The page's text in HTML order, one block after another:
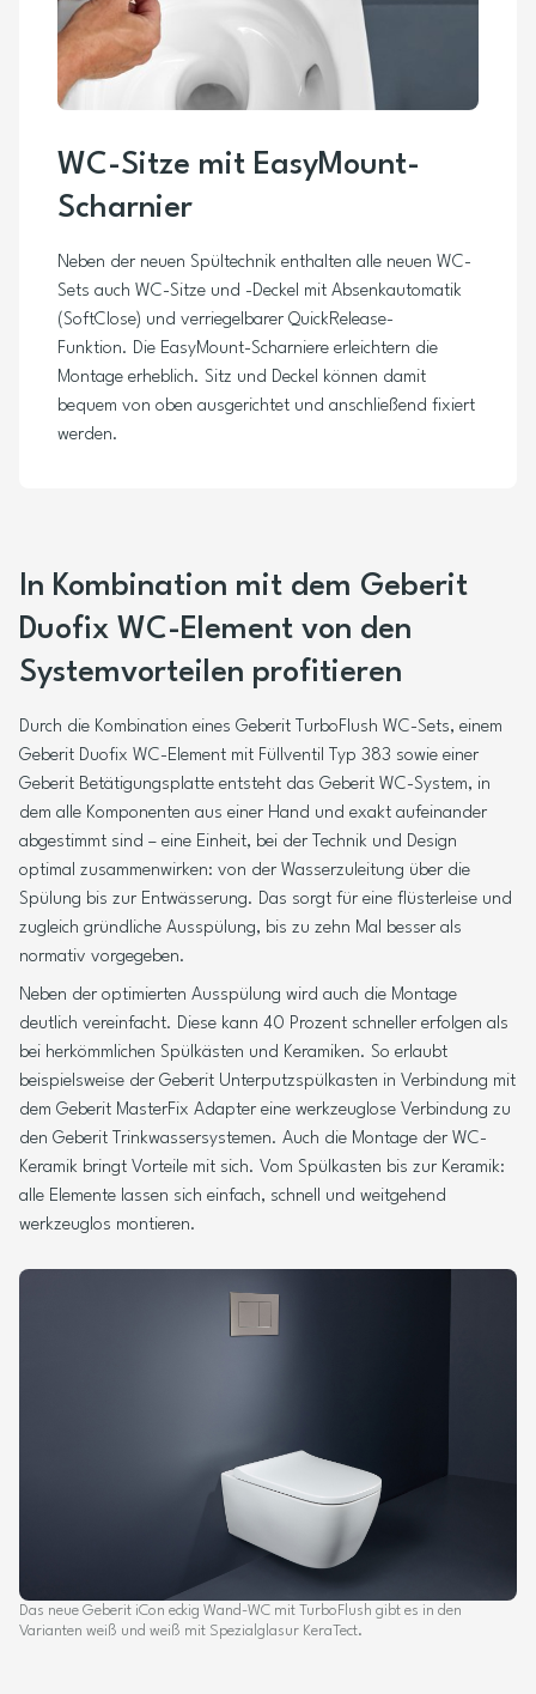
WC-Sitze mit EasyMount-
Scharnier
Neben der neuen Spültechnik enthalten alle neuen WC-
Sets auch WC-Sitze und -Deckel mit Absenkautomatik
(SoftClose) und verriegelbarer QuickRelease-
Funktion. Die EasyMount-Scharniere erleichtern die
Montage erheblich. Sitz und Deckel können damit
bequem von oben ausgerichtet und anschließend fixiert
werden.
In Kombination mit dem Geberit
Duofix WC-Element von den
Systemvorteilen profitieren
Durch die Kombination eines Geberit TurboFlush WC-Sets, einem
Geberit Duofix WC-Element mit Füllventil Typ 383 sowie einer
Geberit Betätigungsplatte entsteht das Geberit WC-System, in
dem alle Komponenten aus einer Hand und exakt aufeinander
abgestimmt sind – eine Einheit, bei der Technik und Design
optimal zusammenwirken: von der Wasserzuleitung über die
Spülung bis zur Entwässerung. Das sorgt für eine flüsterleise und
zugleich gründliche Ausspülung, bis zu zehn Mal besser als
normativ vorgegeben.
Neben der optimierten Ausspülung wird auch die Montage
deutlich vereinfacht. Diese kann 40 Prozent schneller erfolgen als
bei herkömmlichen Spülkästen und Keramiken. So erlaubt
beispielsweise der Geberit Unterputzspülkasten in Verbindung mit
dem Geberit MasterFix Adapter eine werkzeuglose Verbindung zu
den Geberit Trinkwassersystemen. Auch die Montage der WC-
Keramik bringt Vorteile mit sich. Vom Spülkasten bis zur Keramik:
alle Elemente lassen sich einfach, schnell und weitgehend
werkzeuglos montieren.
Das neue Geberit iCon eckig Wand-WC mit TurboFlush gibt es in den
Varianten weiß und weiß mit Spezialglasur KeraTect.